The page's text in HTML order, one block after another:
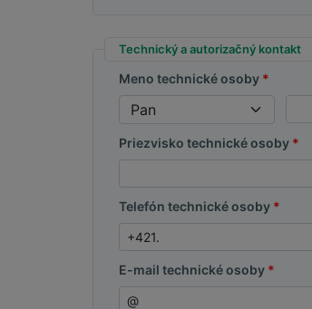
Technický a autorizačný kontakt
Meno technické osoby
Priezvisko technické osoby
Telefón technické osoby
E-mail technické osoby